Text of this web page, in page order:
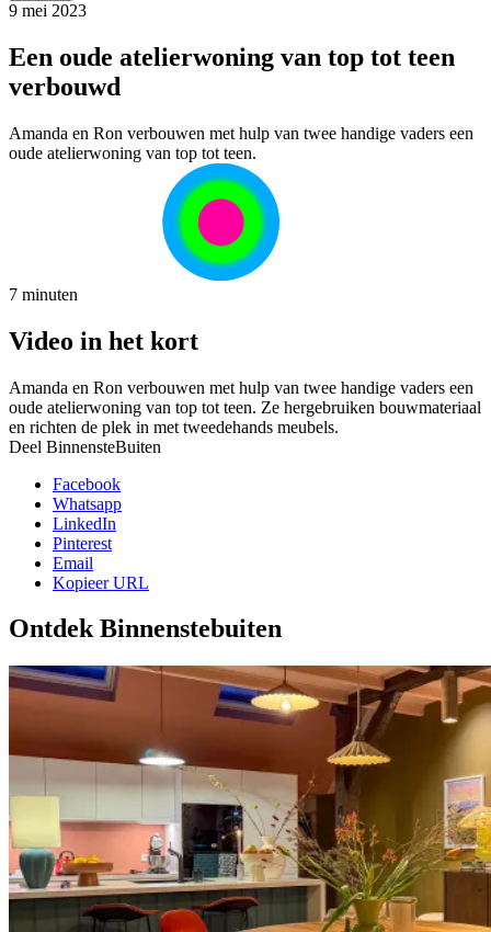
9 mei 2023
Een oude atelierwoning van top tot teen
verbouwd
Amanda en Ron verbouwen met hulp van twee handige vaders een
oude atelierwoning van top tot teen.
7 minuten
Video in het kort
Amanda en Ron verbouwen met hulp van twee handige vaders een
oude atelierwoning van top tot teen. Ze hergebruiken bouwmateriaal
en richten de plek in met tweedehands meubels.
Deel BinnensteBuiten
Facebook
Whatsapp
LinkedIn
Pinterest
Email
Kopieer URL
Ontdek Binnenstebuiten